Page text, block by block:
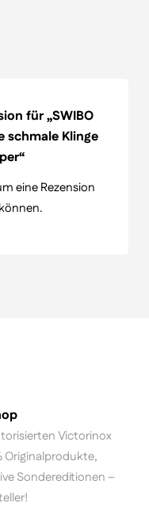
für „SWIBO
schmale Klinge
eine Rezension
Victorinox
Originalprodukte,
Sondereditionen –